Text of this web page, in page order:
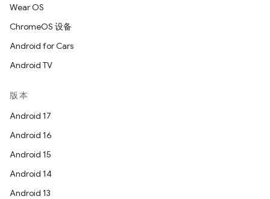
Wear OS
ChromeOS 设备
Android for Cars
Android TV
版本
Android 17
Android 16
Android 15
Android 14
Android 13